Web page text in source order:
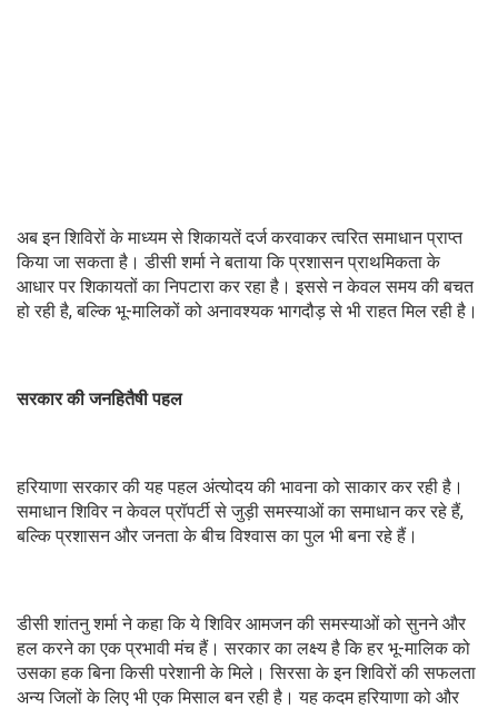
अब इन शिविरों के माध्यम से शिकायतें दर्ज करवाकर त्वरित समाधान प्राप्त
किया जा सकता है। डीसी शर्मा ने बताया कि प्रशासन प्राथमिकता के
आधार पर शिकायतों का निपटारा कर रहा है। इससे न केवल समय की बचत
हो रही है, बल्कि भू-मालिकों को अनावश्यक भागदौड़ से भी राहत मिल रही है।
सरकार की जनहितैषी पहल
हरियाणा सरकार की यह पहल अंत्योदय की भावना को साकार कर रही है।
समाधान शिविर न केवल प्रॉपर्टी से जुड़ी समस्याओं का समाधान कर रहे हैं,
बल्कि प्रशासन और जनता के बीच विश्वास का पुल भी बना रहे हैं।
डीसी शांतनु शर्मा ने कहा कि ये शिविर आमजन की समस्याओं को सुनने और
हल करने का एक प्रभावी मंच हैं। सरकार का लक्ष्य है कि हर भू-मालिक को
उसका हक बिना किसी परेशानी के मिले। सिरसा के इन शिविरों की सफलता
अन्य जिलों के लिए भी एक मिसाल बन रही है। यह कदम हरियाणा को और